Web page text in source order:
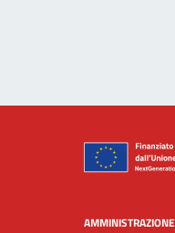
AMMINISTRAZIONE